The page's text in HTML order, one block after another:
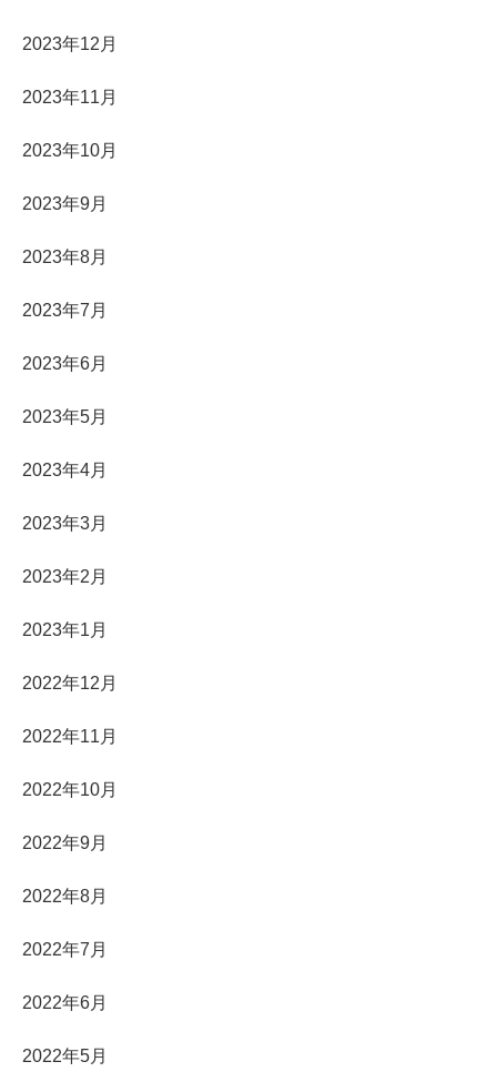
2023年12月
2023年11月
2023年10月
2023年9月
2023年8月
2023年7月
2023年6月
2023年5月
2023年4月
2023年3月
2023年2月
2023年1月
2022年12月
2022年11月
2022年10月
2022年9月
2022年8月
2022年7月
2022年6月
2022年5月